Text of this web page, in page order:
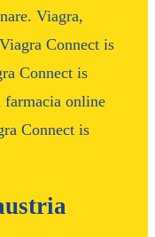
Viagra,
Connect is
Connect is
online
Connect is